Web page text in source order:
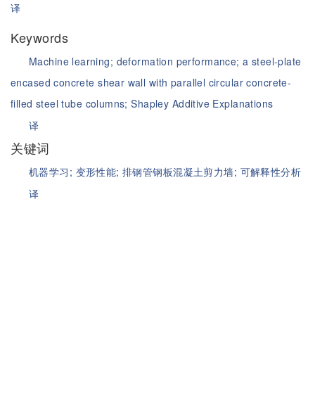
译
Keywords
Machine learning; deformation performance;a steel-plate
encased concrete shear wall with parallel circular concrete-
filled steel tube columns;Shapley Additive Explanations
译
关键词
机器学习; 变形性能;排钢管钢板混凝土剪力墙; 可解释性分析
译